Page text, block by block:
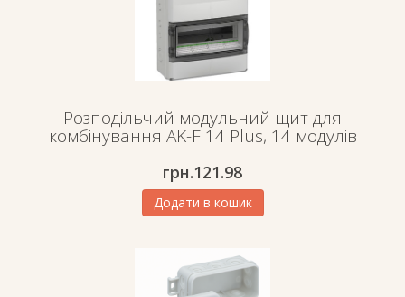
Розподільчий модульний щит для
комбінування AK-F 14 Plus, 14 модулів
грн.121.98
Додати в кошик